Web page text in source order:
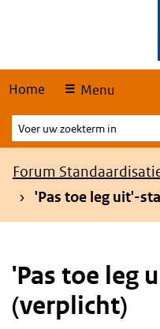
Home Menu
Voer
uw
zoekterm
Kruimelpad
Forum
'Pas toe leg uit'-
'Pas toe leg
(verplicht)